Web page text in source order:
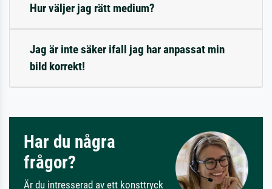
Hur väljer jag rätt medium?
Jag är inte säker ifall jag har anpassat min
bild korrekt!
Har du några
frågor?
Är du intresserad av ett konsttryck